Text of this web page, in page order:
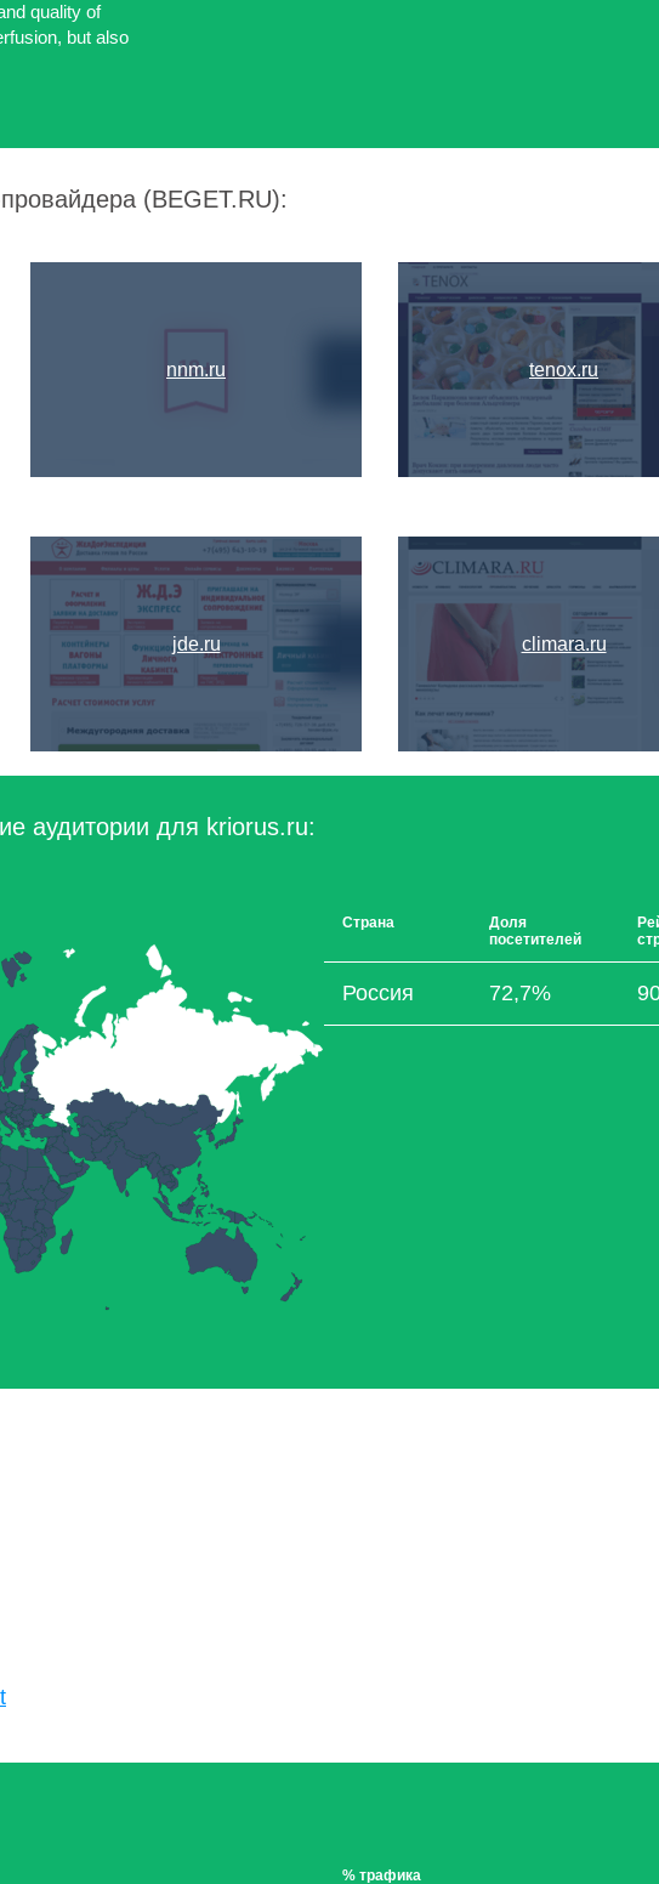
quality of
but also
(BEGET.RU):
nnm.ru
jde.ru
tenox.ru
climara.ru
аудитории для kriorus.ru:
Страна
Доля
посетителей
Россия 72,7%
% трафика